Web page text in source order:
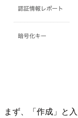
まず、「作成」と